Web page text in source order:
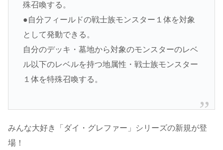
殊召喚する。
●自分フィールドの戦士族モンスター１体を対象
として発動できる。
自分のデッキ・墓地から対象のモンスターのレベ
ル以下のレベルを持つ地属性・戦士族モンスター
１体を特殊召喚する。
みんな大好き「ダイ・グレファー」シリーズの新規が登
場！